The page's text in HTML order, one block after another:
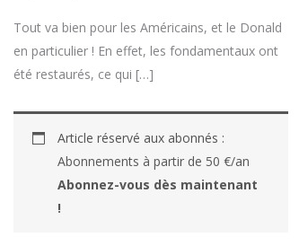
Tout va bien pour les Américains, et le Donald
en particulier ! En effet, les fondamentaux ont
été restaurés, ce qui […]
Article réservé aux abonnés :
Abonnements à partir de 50 €/an
Abonnez-vous dès maintenant
!